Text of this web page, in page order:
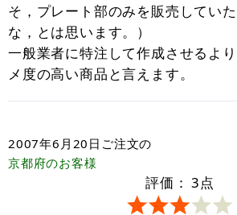
そ，プレート部のみを販売してい
な，とは思います。）
一般業者に特注して作成させるよ
メ度の高い商品と言えます。
2007年6月20日 ご注文の
京都府のお客様
評価： 3点